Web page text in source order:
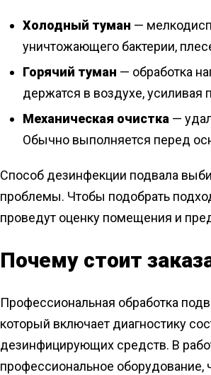
Холодный туман —
уничтожающего бактерии,
Горячий туман — обработка
держатся в воздухе,
Механическая очистка —
Обычно выполняется перед
Способ дезинфекции подвала
проблемы. Чтобы подобрать
проведут оценку помещения и
Почему стоит
Профессиональная обработка
который включает диагностику
дезинфицирующих средств. В
профессиональное оборудование,